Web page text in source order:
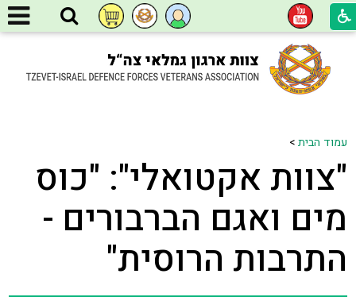
עמוד הבית>
"צוות אקטואלי": "כוס
מים ואגם הברבורים -
התרבות הרוסית"